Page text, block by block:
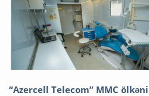
“Azercell Telecom” MMC